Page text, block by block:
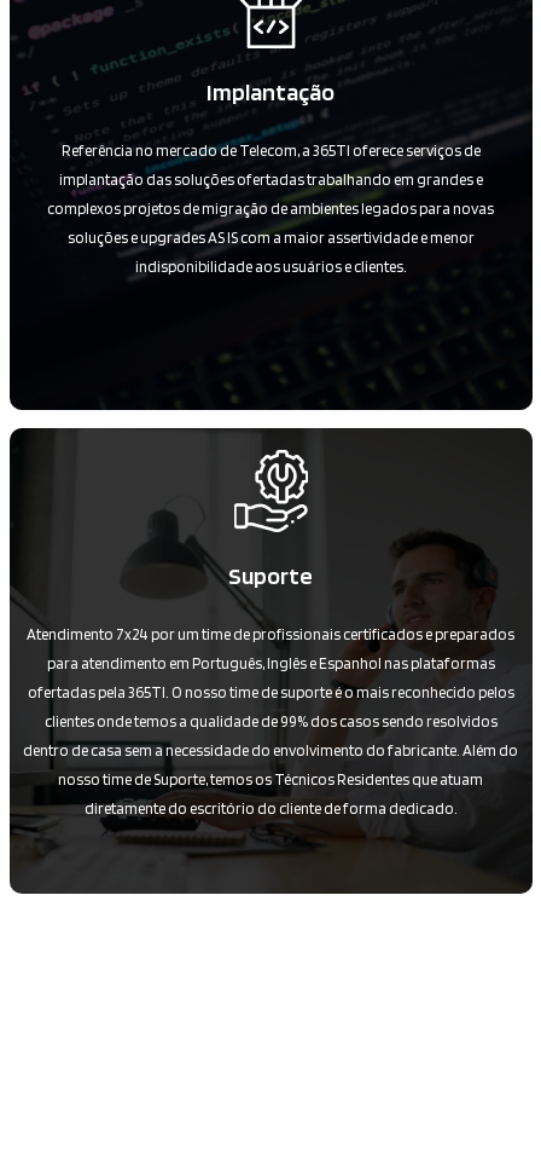
Implantação
Referência no mercado de Telecom, a 365TI oferece serviços de
implantação das soluções ofertadas trabalhando em grandes e
complexos projetos de migração de ambientes legados para novas
soluções e upgrades AS IS com a maior assertividade e menor
indisponibilidade aos usuários e clientes.
Suporte
Atendimento 7x24 por um time de profissionais certificados e preparados
para atendimento em Português, Inglês e Espanhol nas plataformas
ofertadas pela 365TI. O nosso time de suporte é o mais reconhecido pelos
clientes onde temos a qualidade de 99% dos casos sendo resolvidos
dentro de casa sem a necessidade do envolvimento do fabricante. Além do
nosso time de Suporte, temos os Técnicos Residentes que atuam
diretamente do escritório do cliente de forma dedicado.